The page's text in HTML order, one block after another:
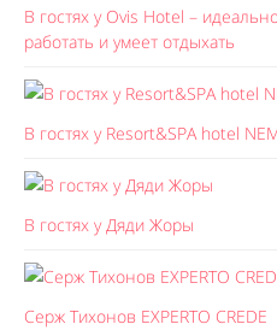
В гостях у Ovis Hotel –
работать и умеет отдыхать
В гостях у Resort&SPA hotel
В гостях у Дяди Жоры
Серж Тихонов EXPERTO CREDE